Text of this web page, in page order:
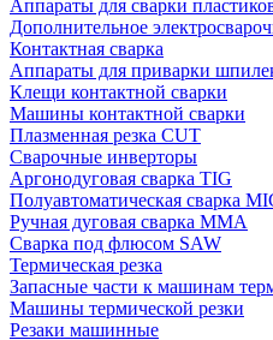
Аппараты для сварки
Дополнительное
Контактная сварка
Аппараты для приварки
Клещи контактной сварки
Машины контактной сварки
Плазменная резка CUT
Сварочные инверторы
Аргонодуговая сварка TIG
Полуавтоматическая сварка
Ручная дуговая сварка MMA
Сварка под флюсом SAW
Термическая резка
Запасные части к машинам
Машины термической резки
Резаки машинные